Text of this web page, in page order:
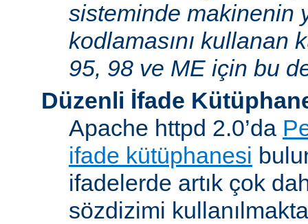
sisteminde makinenin
kodlamasını kullanan
95, 98 ve ME için bu
Düzenli İfade
Apache httpd 2.0’da
ifade kütüphanesi
ifadelerde artık çok
sözdizimi